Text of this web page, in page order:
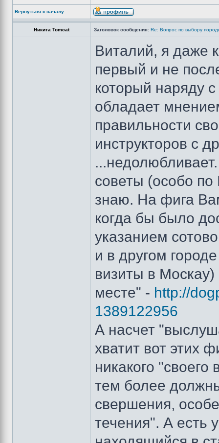
Вернуться к началу
Никита Tomcat Заголовок сообщения: Re: Вопрос по выбору
Виталий, я даже
первый и не
который наряду
обладает
правильности
инструкторов с
советы (особо
знаю. На фига
когда бы было
указанием
и в другом
визиты в
месте" - http://
1389122956
А насчет
хватит вот этих
никакого
тем более
свершения,
течения". А есть